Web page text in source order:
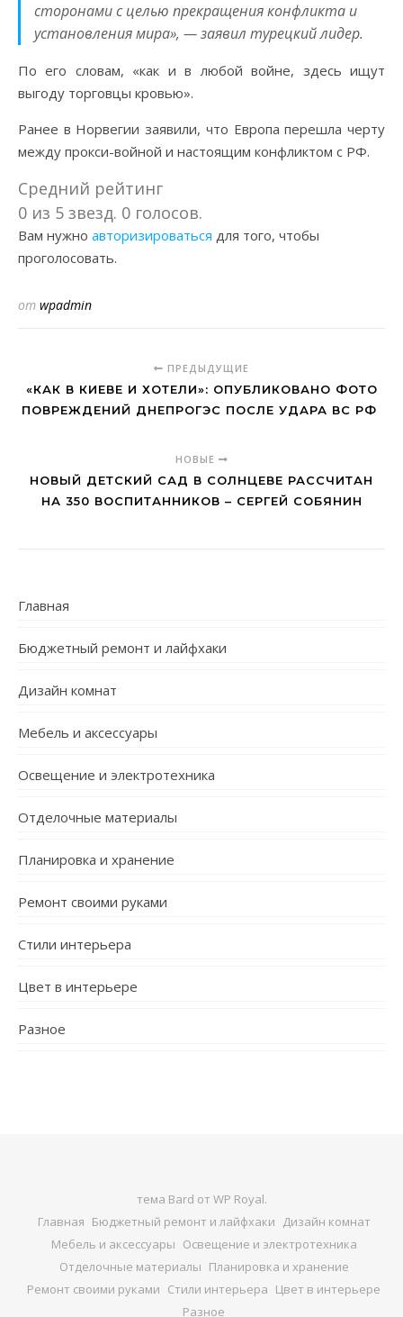
сторонами с целью прекращения конфликта и
установления мира», — заявил турецкий лидер.
По его словам, «как и в любой войне, здесь ищут
выгоду торговцы кровью».
Ранее в Норвегии заявили, что Европа перешла черту
между прокси-войной и настоящим конфликтом с РФ.
Средний рейтинг
0 из 5 звезд. 0 голосов.
Вам нужно авторизироваться для того, чтобы
проголосовать.
от wpadmin
ПРЕДЫДУЩИЕ
«КАК В КИЕВЕ И ХОТЕЛИ»: ОПУБЛИКОВАНО ФОТО
ПОВРЕЖДЕНИЙ ДНЕПРОГЭС ПОСЛЕ УДАРА ВС РФ
НОВЫЕ
НОВЫЙ ДЕТСКИЙ САД В СОЛНЦЕВЕ РАССЧИТАН
НА 350 ВОСПИТАННИКОВ – СЕРГЕЙ СОБЯНИН
Главная
Бюджетный ремонт и лайфхаки
Дизайн комнат
Мебель и аксессуары
Освещение и электротехника
Отделочные материалы
Планировка и хранение
Ремонт своими руками
Стили интерьера
Цвет в интерьере
Разное
тема Bard от WP Royal.
Главная Бюджетный ремонт и лайфхаки Дизайн комнат
Мебель и аксессуары Освещение и электротехника
Отделочные материалы Планировка и хранение
Ремонт своими руками Стили интерьера Цвет в интерьере
Разное